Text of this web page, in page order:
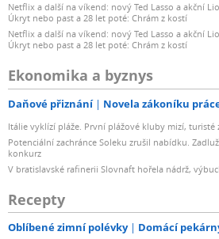
Netflix a další na víkend: nový Ted Lasso a akční
Úkryt nebo past a 28 let poté: Chrám z kostí
Netflix a další na víkend: nový Ted Lasso a akční
Úkryt nebo past a 28 let poté: Chrám z kostí
Ekonomika a byznys
Daňové přiznání Novela zákoníku
Itálie vyklízí pláže. První plážové kluby mizí, turisté
Potenciální zachránce Soleku zrušil nabídku.
konkurz
V bratislavské rafinerii Slovnaft hořela nádrž,
Recepty
Oblíbené zimní polévky Domácí